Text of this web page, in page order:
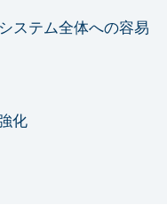
ステム全体への容易
化